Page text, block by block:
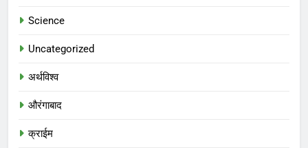
Science
Uncategorized
अर्थविश्व
औरंगाबाद
क्राईम